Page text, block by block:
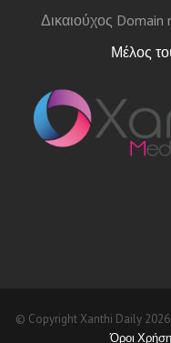
Δικαιούχος Domain
Μέλος
© Copyright Xanthi Daily
Όροι